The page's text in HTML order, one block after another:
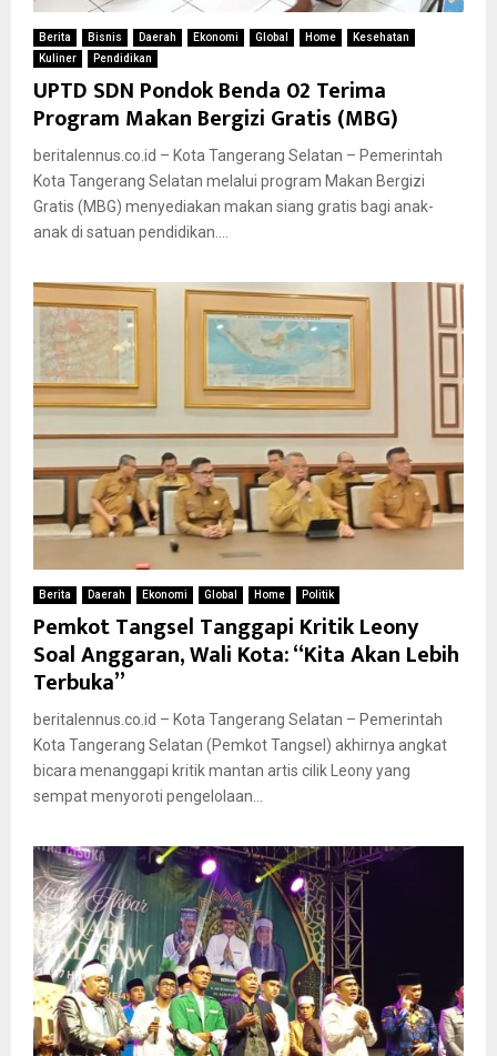
Berita Bisnis Daerah Ekonomi Global Home
Kesehatan
Kuliner
Pendidikan
UPTD SDN Pondok Benda 02 Terima
Program Makan Bergizi Gratis (MBG)
beritalennus.co.id – Kota Tangerang Selatan – Pemerintah
Kota Tangerang Selatan melalui program Makan Bergizi
Gratis (MBG) menyediakan makan siang gratis bagi anak-
anak di satuan pendidikan....
Berita Daerah Ekonomi Global Home Politik
Pemkot Tangsel Tanggapi Kritik Leony
Soal Anggaran, Wali Kota: “Kita Akan Lebih
Terbuka”
beritalennus.co.id – Kota Tangerang Selatan – Pemerintah
Kota Tangerang Selatan (Pemkot Tangsel) akhirnya angkat
bicara menanggapi kritik mantan artis cilik Leony yang
sempat menyoroti pengelolaan...